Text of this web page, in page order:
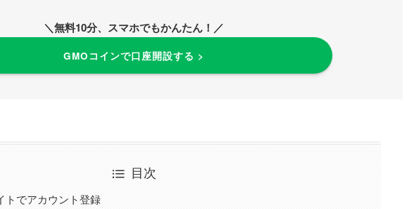
＼無料10分、スマホでもかんたん！／
GMOコインで口座開設する >
目次
トでアカウント登録